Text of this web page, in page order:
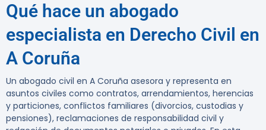
Qué hace un abogado
especialista en Derecho Civil en
A Coruña
Un abogado civil en A Coruña asesora y representa en
asuntos civiles como contratos, arrendamientos, herencias
y particiones, conflictos familiares (divorcios, custodias y
pensiones), reclamaciones de responsabilidad civil y